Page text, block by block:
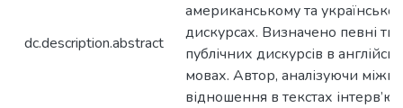
dc.description.abstract
американському та
дискурсах. Визначено певні
публічних дискурсів в
мовах. Автор, аналізуючи
відношення в текстах